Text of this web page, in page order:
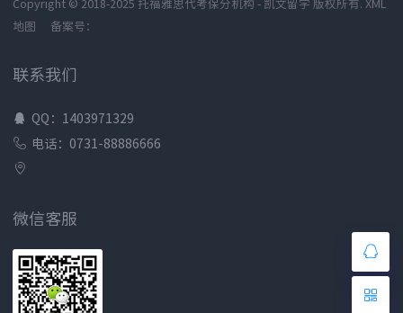
Copyright © 2018-2025 托福雅思代考保分机构 - 凯文留学 版权所有. XML
地图
备案号：
联系我们
QQ：1403971329
电话：0731-88886666
微信客服